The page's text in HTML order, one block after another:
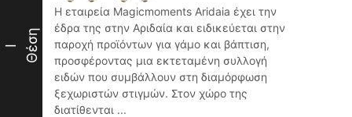
I Θέση
Η εταιρεία Magicmoments Aridaia έχει την
έδρα της στην Αριδαία και ειδικεύεται στην
παροχή προϊόντων για γάμο και βάπτιση,
προσφέροντας μια εκτεταμένη συλλογή
ειδών που συμβάλλουν στη διαμόρφωση
ξεχωριστών στιγμών. Στον χώρο της
διατίθενται ...